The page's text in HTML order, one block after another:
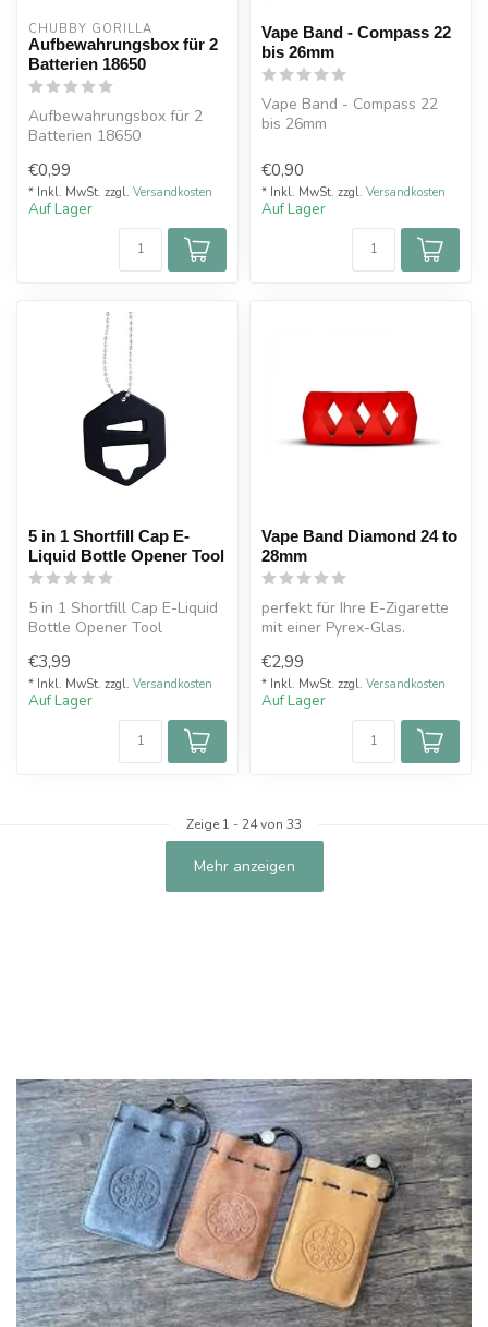
CHUBBY GORILLA
Aufbewahrungsbox für 2
Batterien 18650
Aufbewahrungsbox für 2
Batterien 18650
€0,99
* Inkl. MwSt. zzgl. Versandkosten
Auf Lager
Vape Band - Compass 22
bis 26mm
Vape Band - Compass 22
bis 26mm
€0,90
* Inkl. MwSt. zzgl. Versandkosten
Auf Lager
5 in 1 Shortfill Cap E-
Liquid Bottle Opener Tool
5 in 1 Shortfill Cap E-Liquid
Bottle Opener Tool
€3,99
* Inkl. MwSt. zzgl. Versandkosten
Auf Lager
Vape Band Diamond 24 to
28mm
perfekt für Ihre E-Zigarette
mit einer Pyrex-Glas.
zeigen...
€2,99
* Inkl. MwSt. zzgl. Versandkosten
Auf Lager
Zeige 1 - 24von 33
Mehr anzeigen